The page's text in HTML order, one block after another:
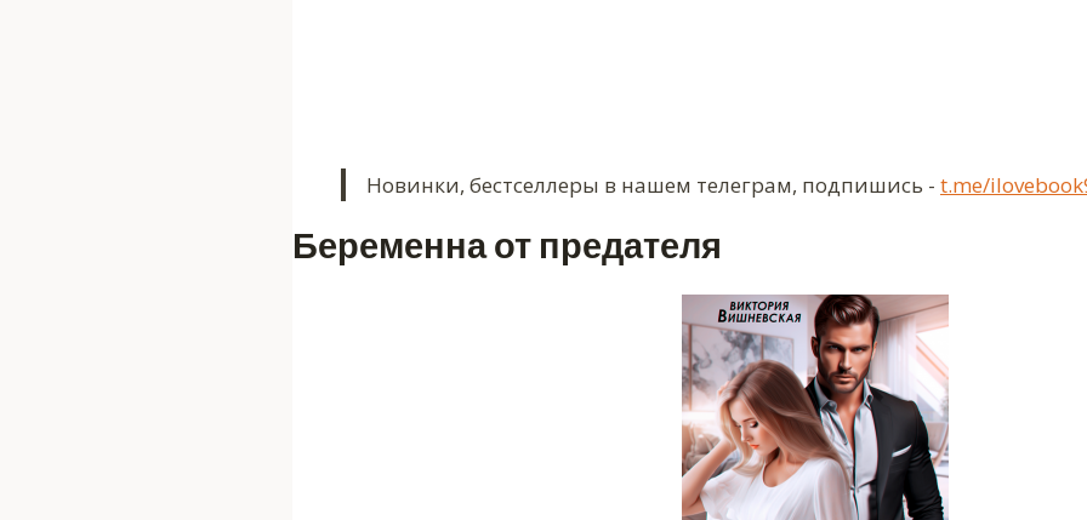
Новинки, бестселлеры в нашем телеграм, подпишись - t.me/
Беременна от предателя